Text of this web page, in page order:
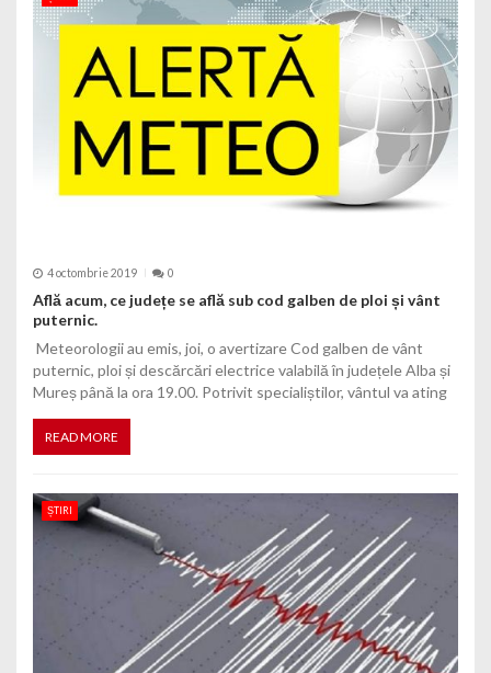
4 octombrie 2019 0
Află acum, ce județe se află sub cod galben de ploi și vânt
puternic.
Meteorologii au emis, joi, o avertizare Cod galben de vânt
puternic, ploi și descărcări electrice valabilă în județele Alba și
Mureș până la ora 19.00. Potrivit specialiștilor, vântul va ating
READ MORE
ȘTIRI